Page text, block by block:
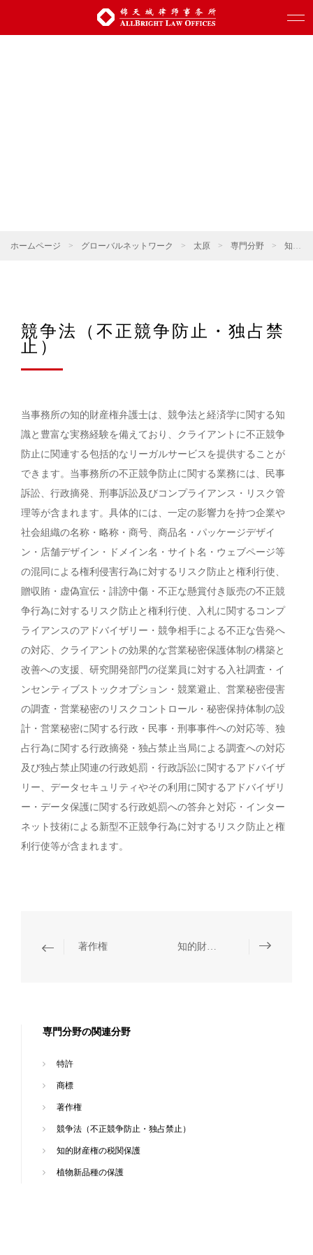
ホームページ > グローバルネットワーク > 太原 > 専門分野 > 知的財産権
競争法（不正競争防止・独占禁
止）
当事務所の知的財産権弁護士は、競争法と経済学に関する知
識と豊富な実務経験を備えており、クライアントに不正競争
防止に関連する包括的なリーガルサービスを提供することが
できます。当事務所の不正競争防止に関する業務には、民事
訴訟、行政摘発、刑事訴訟及びコンプライアンス・リスク管
理等が含まれます。具体的には、一定の影響力を持つ企業や
社会組織の名称・略称・商号、商品名・パッケージデザイ
ン・店舗デザイン・ドメイン名・サイト名・ウェブページ等
の混同による権利侵害行為に対するリスク防止と権利行使、
贈収賄・虚偽宣伝・誹謗中傷・不正な懸賞付き販売の不正競
争行為に対するリスク防止と権利行使、入札に関するコンプ
ライアンスのアドバイザリー・競争相手による不正な告発へ
の対応、クライアントの効果的な営業秘密保護体制の構築と
改善への支援、研究開発部門の従業員に対する入社調査・イ
ンセンティブストックオプション・競業避止、営業秘密侵害
の調査・営業秘密のリスクコントロール・秘密保持体制の設
計・営業秘密に関する行政・民事・刑事事件への対応等、独
占行為に関する行政摘発・独占禁止当局による調査への対応
及び独占禁止関連の行政処罰・行政訴訟に関するアドバイザ
リー、データセキュリティやその利用に関するアドバイザリ
ー・データ保護に関する行政処罰への答弁と対応・インター
ネット技術による新型不正競争行為に対するリスク防止と権
利行使等が含まれます。
著作権 知的財産権の税関保護
専門分野の関連分野
特許
商標
著作権
競争法（不正競争防止・独占禁止）
知的財産権の税関保護
植物新品種の保護